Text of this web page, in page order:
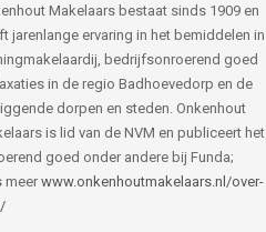
Makelaars bestaat sinds 1909 en
jarenlange ervaring in het bemiddelen in
bedrijfsonroerend goed
in de regio Badhoevedorp en de
dorpen en steden. Onkenhout
is lid van de NVM en publiceert het
goed onder andere bij Funda;
meer www.onkenhoutmakelaars.nl/over-